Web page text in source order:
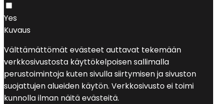
Yes
Kuvaus
Välttämättömät evästeet auttavat tekemään
verkkosivustosta käyttökelpoisen sallimalla
perustoimintoja kuten sivulla siirtymisen ja sivuston
suojattujen alueiden käytön. Verkkosivusto ei toimi
kunnolla ilman näitä evästeitä.